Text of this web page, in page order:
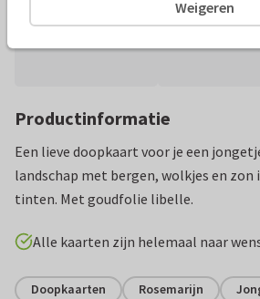
Productinformatie
Een lieve doopkaart voor je een
landschap met bergen, wolkjes en zon
tinten. Met goudfolie libelle.
Alle kaarten zijn helemaal naar
Doopkaarten Rosemarijn
Weigeren